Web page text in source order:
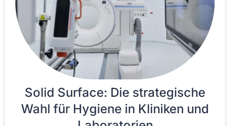
Solid Surface: Die strategische
Wahl für Hygiene in Kliniken und